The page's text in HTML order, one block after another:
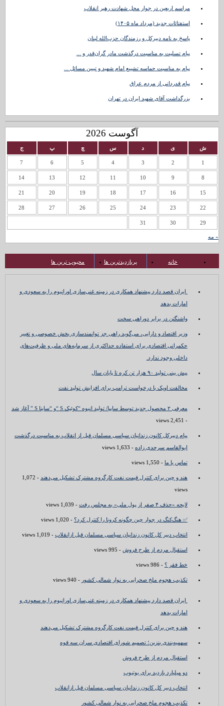
مراسم اربعین در جوار محل شهادت رهبر انقلاب
استفتائات جدید (مرداد ماه ۱۴۰۵)
پاسخ به نامه دبیرکل و رزمندگان حزب‌الله لبنان
پیام تسلیت به مناسبت درگذشت مادر گران‌قدر و ...
پیام به مناسبت حماسه تشییع امام شهید و تبیین مسائل ...
پیام قدردانی از مردم عراق
بزرگداشت آقای شهید ایران در تهران
آگوست 2026
ش ی د س چ پ ج
1
2
3
4
5
6
7
8
9
10
11
12
13
14
15
16
17
18
19
20
21
22
23
24
25
26
27
28
29
30
31
« مه
خانه پربازدیدترین ها محبوب ترین ها
ایران قصد دارد پیشنهاد همکاری در زمینه غنی‌سازی اورانیوم را به سعودی و
امارات بدهد
واشنگتن در برابر دوراهی سخت
وزیر اقتصاد و دارایی، می‌گوید راهی جز توانمندسازی بخش خصوصی و تغییر
حکمرانی اقتصادی برای استفاده حداکثری از سرمایه‌های ملی و ظرفیت‌های
داخلی وجود ندارد.
پیش بینی تولید ۹۰ هزار تن کره تا پایان سال
مخالفت اوپک با درخواست ترامپ برای افزایش تولید نفت
معرفی ۲ محصول جدید توسط سایپا/ تولید انبوه “کوئیک S “و “ساینا S ” آغاز شد
- 2,451 views
پیام دبیرکل کانون زندانیان سیاسی مسلمان قبل از انقلاب به مناسبت درگذشت
ابوالقاسم سرحدی زاده - 1,633 views
تماس با ما - 1,550 views
هند و چین برای کنترل قیمت نفت کارگروه مشترک تشکیل می‌دهند
- 1,072
views
لایحه «حذف ۴ صفر از پول ملی» به مجلس رفت - 1,039 views
✅ هنگ‌کنگ در جوار چین چگونه کرونا را کنترل کرد؟ - 1,020 views
انتخاب دبیر کل کانون زندانیان سیاسی مسلمان قبل ازانقلاب - 1,019 views
استقبال مردم از طرح فروش - 995 views
خط فقر ؟ - 986 views
تکذیب هجوم ملخ صحرایی به نوار شمالی کشور - 940 views
ایران قصد دارد پیشنهاد همکاری در زمینه غنی‌سازی اورانیوم را به سعودی و
امارات بدهد
هند و چین برای کنترل قیمت نفت کارگروه مشترک تشکیل می‌دهند
سهمیه‌بندی بنزین؛ تصمیم شورای اقتصادی سران سه قوه
استقبال مردم از طرح فروش
دو میلیارد بازدید برای یوتیوب
انتخاب دبیر کل کانون زندانیان سیاسی مسلمان قبل ازانقلاب
تکذیب هجوم ملخ صحرایی به نوار شمالی کشور